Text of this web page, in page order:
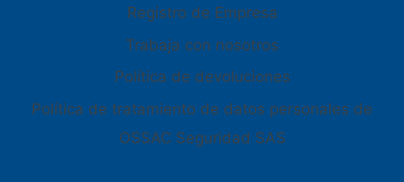
Registro de Empresa
Trabaja con nosotros
Política de devoluciones
Política de tratamiento de datos personales de
OSSAC Seguridad SAS